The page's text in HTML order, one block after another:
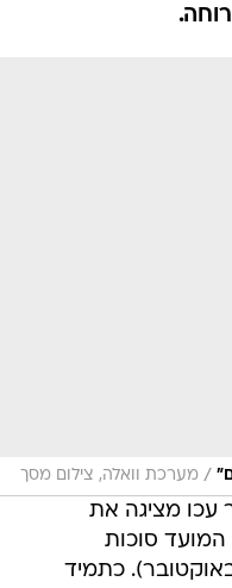
/ מערכת וואלה, צילום מסך
שהעיר עכו מציגה את
סוכות
חל בתאריכים 11-14 באוקטובר). כתמיד